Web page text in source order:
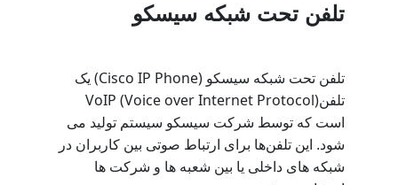
تلفن تحت شبکه سیسکو
تلفن تحت شبکه سیسکو (Cisco IP Phone) یک
تلفنVoIP (Voice over Internet Protocol)
است که توسط شرکت سیسکو سیستم تولید می
‌شود. این تلفن‌ها برای ارتباط صوتی بین کاربران در
شبکه‌ های داخلی یا بین شعبه‌ ها و شرکت‌ ها